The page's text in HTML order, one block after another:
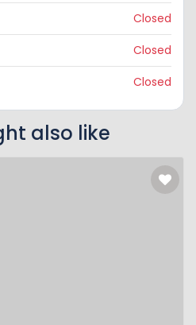
Closed
Closed
Closed
also like